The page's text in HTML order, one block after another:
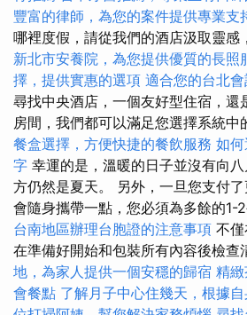
豐富的律師，為您的案件提供專業支
哪裡度假，請從我們的酒店汲取靈感
新北市安養院，為您提供優質的長照
擇，提供實惠的選項 適合您的台北
尋找中央酒店，一個友好型住宿，還
房間，我們都可以滿足您選擇系統中
餐盒選擇，方便快捷的餐飲服務 如
字 幸運的是，溫暖的日子並沒有向
方仍然是夏天。 另外，一旦您支付
會隨身攜帶一點，您必須為多餘的1-2
台南地區辦理台胞證的注意事項 不
在準備好開始和包裝所有內容後檢查
地，為家人提供一個安穩的歸宿 精
會餐點 了解月子中心住幾天，根據